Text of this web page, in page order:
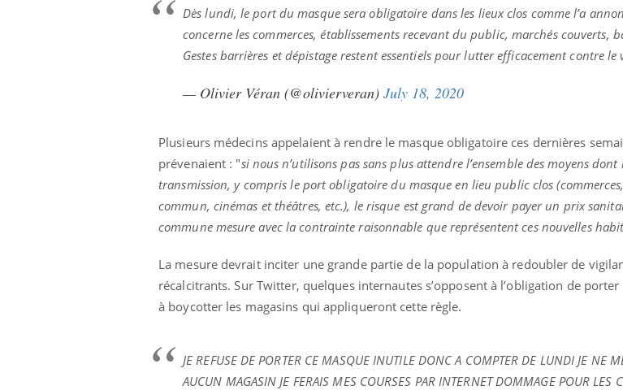
Dès lundi, le port du masque sera obligatoire dans les lieux clos comme l’a
concerne les commerces, établissements recevant du public, marchés couverts,
Gestes barrières et dépistage restent essentiels pour lutter efficacement contre le
— Olivier Véran (@olivierveran) July 18, 2020
Plusieurs médecins appelaient à rendre le masque obligatoire ces dernières
prévenaient : "si nous n’utilisons pas sans plus attendre l’ensemble des moyens
transmission, y compris le port obligatoire du masque en lieu public clos
commun, cinémas et théâtres, etc.), le risque est grand de devoir payer un prix
commune mesure avec la contrainte raisonnable que représentent ces nouvelles
La mesure devrait inciter une grande partie de la population à redoubler de
récalcitrants. Sur Twitter, quelques internautes s’opposent à l’obligation de porter
à boycotter les magasins qui appliqueront cette règle.
JE REFUSE DE PORTER CE MASQUE INUTILE DONC A COMPTER DE LUNDI JE NE
AUCUN MAGASIN JE FERAIS MES COURSES PAR INTERNET DOMMAGE POUR LES
préparer pour l’été !
L'été arrive… et avec lui, un tout nouveau
Le Ramadan approche, et, pour de
nombreuses personnes atteintes de